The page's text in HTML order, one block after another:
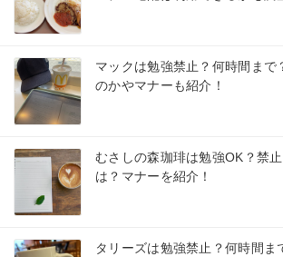
マックは勉強禁止？何時間まで
のかやマナーも紹介！
むさしの森珈琲は勉強OK？禁
は？マナーを紹介！
タリーズは勉強禁止？何時間ま